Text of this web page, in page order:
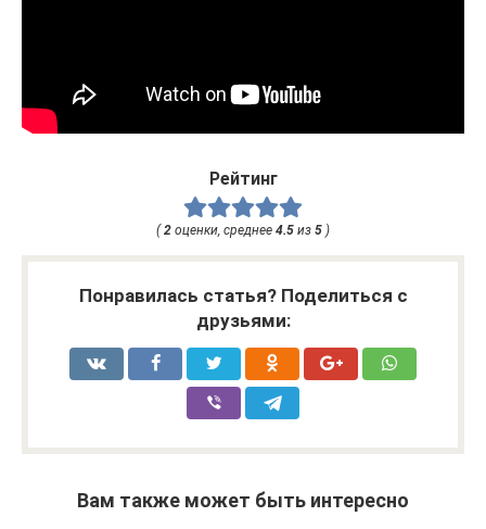
Рейтинг
(2 оценки, среднее 4.5 из 5 )
Понравилась статья? Поделиться с
друзьями:
Вам также может быть интересно